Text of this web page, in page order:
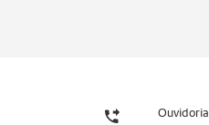
Ouvidoria